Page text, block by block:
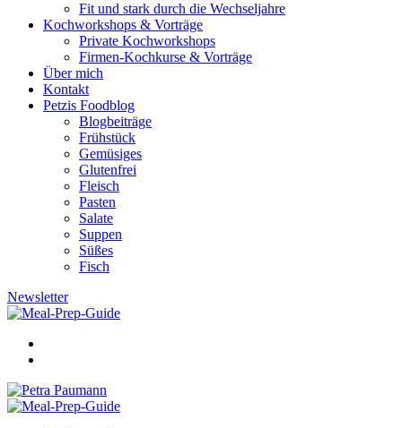
Fit und stark durch die Wechseljahre
Kochworkshops & Vorträge
Private Kochworkshops
Firmen-Kochkurse & Vorträge
Über mich
Kontakt
Petzis Foodblog
Blogbeiträge
Frühstück
Gemüsiges
Glutenfrei
Fleisch
Pasten
Salate
Suppen
Süßes
Fisch
Newsletter